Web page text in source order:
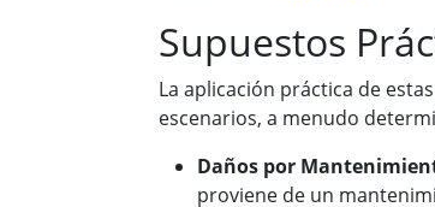
Supuestos
La aplicación práctica de
escenarios, a menudo
Daños por
proviene de un